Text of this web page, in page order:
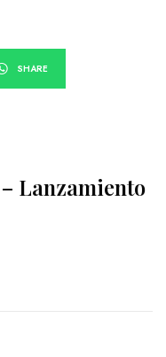
SHARE
Lanzamiento